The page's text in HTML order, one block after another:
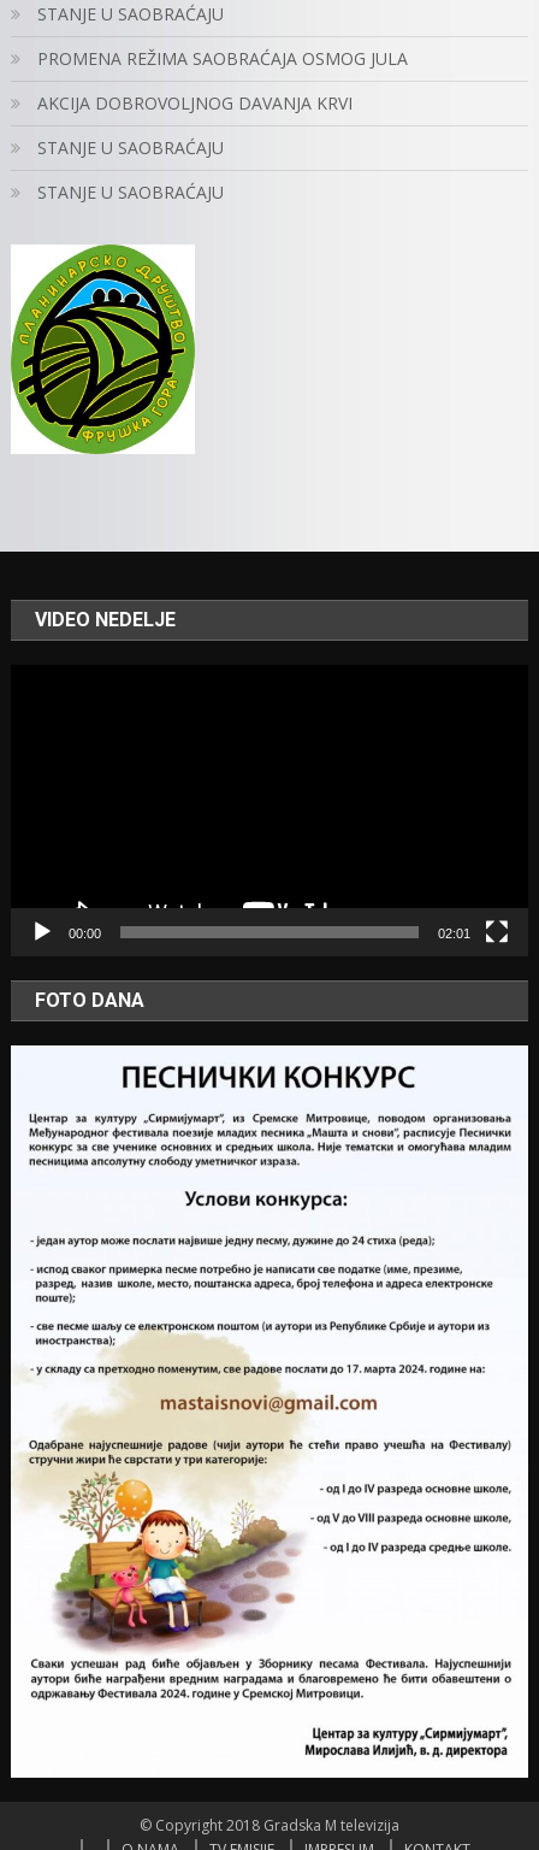
STANJE U SAOBRAĆAJU
PROMENA REŽIMA SAOBRAĆAJA OSMOG JULA
AKCIJA DOBROVOLJNOG DAVANJA KRVI
STANJE U SAOBRAĆAJU
STANJE U SAOBRAĆAJU
VIDEO NEDELJE
00:00 02:01
FOTO DANA
© Copyright 2018 Gradska M televizija